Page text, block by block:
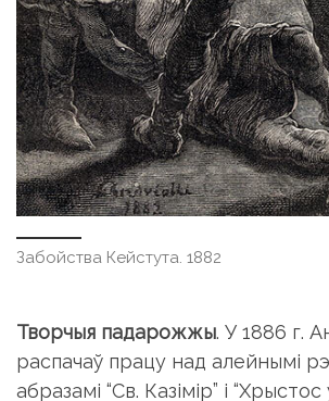
Забойства Кейстута. 1882
Творчыя падарожжы. У 1886 г.
распачаў працу над алейнымі
абразамі “Св. Казімір” і